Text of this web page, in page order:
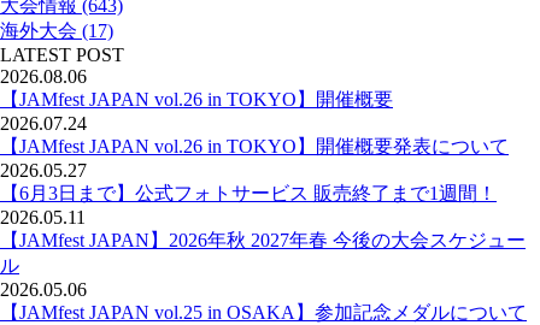
大会情報 (643)
海外大会 (17)
LATEST POST
2026.08.06
【JAMfest JAPAN vol.26 in TOKYO】開催概要
2026.07.24
【JAMfest JAPAN vol.26 in TOKYO】開催概要発表について
2026.05.27
【6月3日まで】公式フォトサービス 販売終了まで1週間！
2026.05.11
【JAMfest JAPAN】2026年秋 2027年春 今後の大会スケジュー
ル
2026.05.06
【JAMfest JAPAN vol.25 in OSAKA】参加記念メダルについて